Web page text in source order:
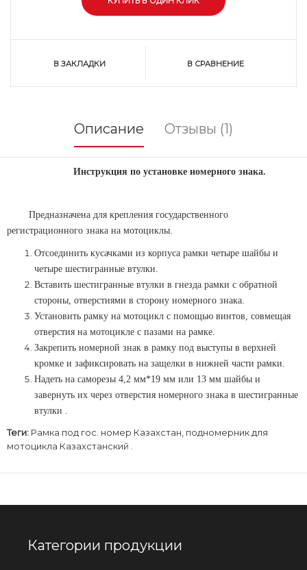
В ЗАКЛАДКИ В СРАВНЕНИЕ
Описание Отзывы (1)
Инструкция по установке номерного знака.
Предназначена для крепления государственного
регистрационного знака на мотоциклы.
Отсоединить кусачками из корпуса рамки четыре шайбы и
четыре шестигранные втулки.
Вставить шестигранные втулки в гнезда рамки с обратной
стороны, отверстиями в сторону номерного знака.
Установить рамку на мотоцикл с помощью винтов, совмещая
отверстия на мотоцикле с пазами на рамке.
Закрепить номерной знак в рамку под выступы в верхней
кромке и зафиксировать на защелки в нижней части рамки.
Надеть на саморезы 4,2 мм*19 мм или 13 мм шайбы и
завернуть их через отверстия номерного знака в шестигранные
втулки .
Теги: Рамка под гос. номер Казахстан подномерник для
мотоцикла Казахстанский .
Категории продукции